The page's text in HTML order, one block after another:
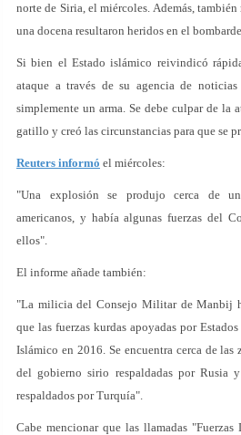
norte de Siria, el miércoles. Además,
una docena resultaron heridos en el
Si bien el Estado islámico reivindicó
ataque a través de su agencia de
simplemente un arma. Se debe culpar de la
gatillo y creó las circunstancias para que se
Reuters informó el miércoles:
"Una explosión se produjo cerca de
americanos, y había algunas fuerzas del
ellos".
El informe añade también:
"La milicia del Consejo Militar de Manbij
que las fuerzas kurdas apoyadas por
Islámico en 2016. Se encuentra cerca de las
del gobierno sirio respaldadas por Rusia
respaldados por Turquía".
Cabe mencionar que las llamadas "Fuerzas